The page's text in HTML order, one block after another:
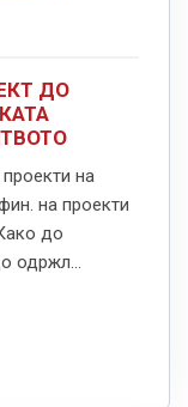
ДО
на
на проекти
до
одржл...